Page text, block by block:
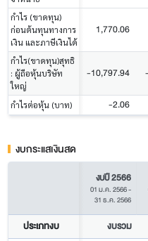
กำไร (ขาดทุน)
ก่อนต้นทุนทางการ
เงิน และภาษีเงินได้
1,770.06
กำไร(ขาดทุน)สุทธิ
: ผู้ถือหุ้นบริษัท
ใหญ่
-10,797.94
กำไรต่อหุ้น (บาท) -2.06
งบกระแสเงินสด
งบปี 2566
01 ม.ค. 2566-
31 ธ.ค. 2566
ประเภทงบ งบรวม